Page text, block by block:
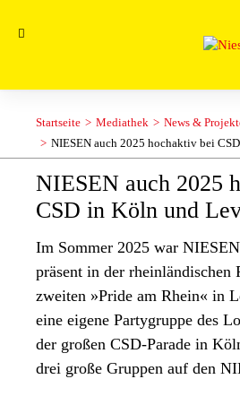
Startseite Mediathek News &
NIESEN auch 2025 hochaktiv bei
NIESEN auch 2025
CSD in Köln und
Im Sommer 2025 war
präsent in der rheinländischen
zweiten »Pride am Rhein« in
eine eigene Partygruppe des
der großen CSD-Parade in
drei große Gruppen auf den